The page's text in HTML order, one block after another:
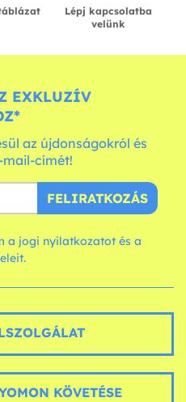
Lépj kapcsolatba
velünk
EXKLUZÍV
az újdonságokról és
címét!
FELIRATKOZÁS
a jogi nyilatkozatot és a
KÖVETÉSE